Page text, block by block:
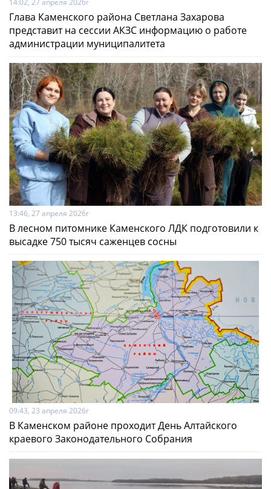
14:02, 27 апреля 2026г
Глава Каменского района Светлана Захарова
представит на сессии АКЗС информацию о работе
администрации муниципалитета
13:46, 27 апреля 2026г
В лесном питомнике Каменского ЛДК подготовили к
высадке 750 тысяч саженцев сосны
09:43, 23 апреля 2026г
В Каменском районе проходит День Алтайского
краевого Законодательного Собрания